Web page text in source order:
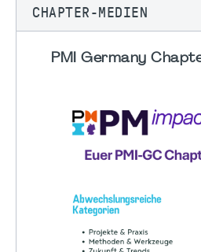
CHAPTER-MEDIEN
PMI Germany